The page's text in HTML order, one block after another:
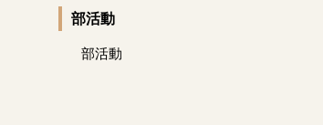
部活動
部活動